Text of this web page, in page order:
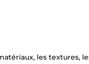
les textures,